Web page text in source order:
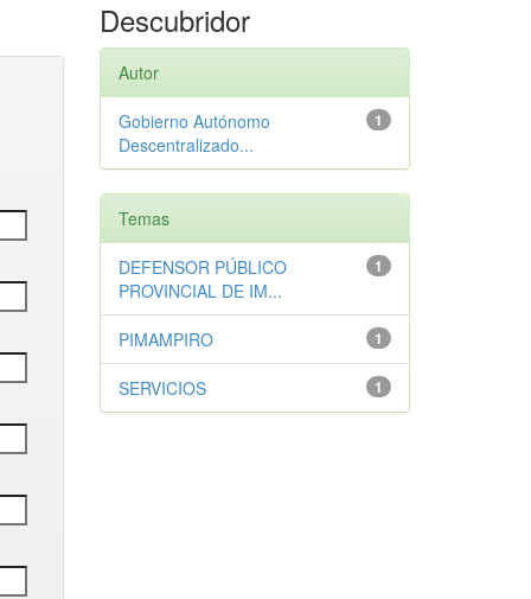
Descubridor
Autor
1
Gobierno Autónomo
Descentralizado...
Temas
1
DEFENSOR PÚBLICO
PROVINCIAL DE IM...
1
PIMAMPIRO
1
SERVICIOS